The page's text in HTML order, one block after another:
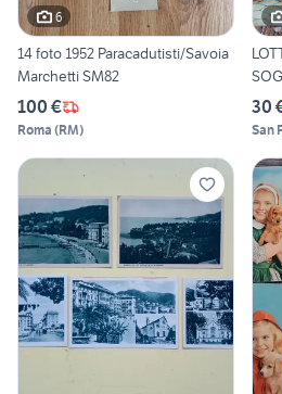
6
14 foto 1952 Paracadutisti/Savoia
Marchetti SM82
100 €
Roma (RM)
30
San